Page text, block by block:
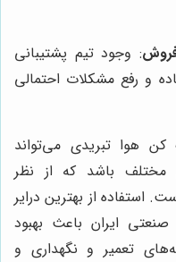
: وجود تیم پشتیبانی
و رفع مشکلات احتمالی
هوا تبریدی می‌تواند
مختلف باشد که از نظر
استفاده از بهترین درایر
ایران باعث بهبود
تعمیر و نگهداری و